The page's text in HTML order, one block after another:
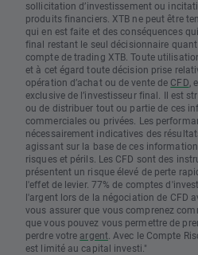
sollicitation d’investissement ou
produits financiers. XTB ne peut être
qui en est faite et des conséquences
final restant le seul décisionnaire
compte de trading XTB. Toute
et à cet égard toute décision prise
opération d’achat ou de vente de CFD ,
exclusive de l’investisseur final. Il est
ou de distribuer tout ou partie de ces
commerciales ou privées. Les
nécessairement indicatives des
agissant sur la base de ces
risques et périls. Les CFD sont des
présentent un risque élevé de perte
l'effet de levier. 77% de comptes
l'argent lors de la négociation de CFD
vous assurer que vous comprenez
que vous pouvez vous permettre de
perdre votre argent. Avec le Compte
est limité au capital investi."